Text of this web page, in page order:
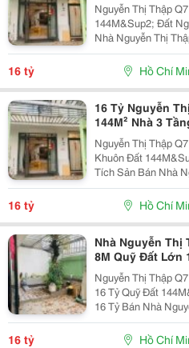
Nguyễn Thị Thập
144M&Sup2; Đất
Nhà Nguyễn Thị
Tích 144M&Sup2;
16 tỷ Hồ Chí
16 Tỷ Nguyễn
144M² Nhà 3
Nguyễn Thị Thập
Khuôn Đất
Tích Sản Bán Nhà
Đất 8X18M Tổng
16 tỷ Hồ Chí
Nhà Nguyễn Thị
8M Quỹ Đất Lớn
Nguyễn Thị Thập
16 Tỷ Quỹ Đất
16 Tỷ Bán Nhà
8X18M =
16 tỷ Hồ Chí